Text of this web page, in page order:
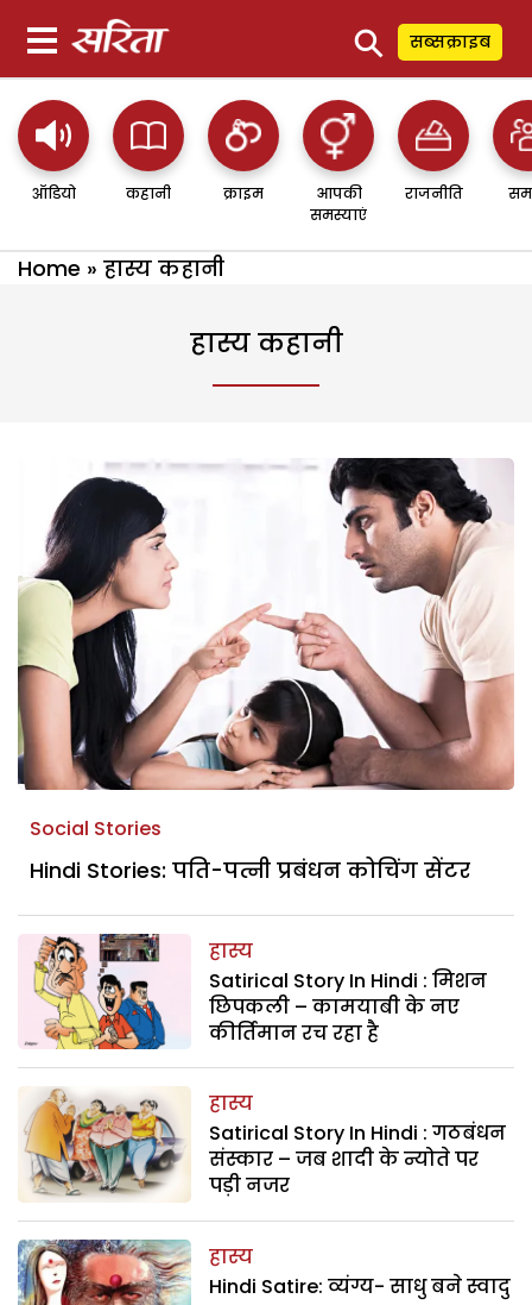
⚲ सब्सक्राइब
ऑडियो कहानी क्राइम
आपकी
समस्याएं
राजनीति
Home » हास्य कहानी
हास्य कहानी
Social Stories
Hindi Stories: पति-पत्नी प्रबंधन कोचिंग सेंटर
हास्य
Satirical Story In Hindi : मिशन
छिपकली – कामयाबी के नए
कीर्तिमान रच रहा है
हास्य
Satirical Story In Hindi : गठबंधन
संस्कार – जब शादी के न्योते पर
पड़ी नजर
हास्य
Hindi Satire: व्यंग्य- साधु बने स्वादु